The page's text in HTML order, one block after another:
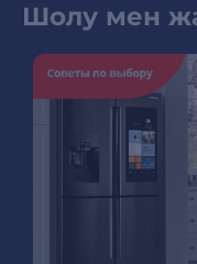
Шолу мен